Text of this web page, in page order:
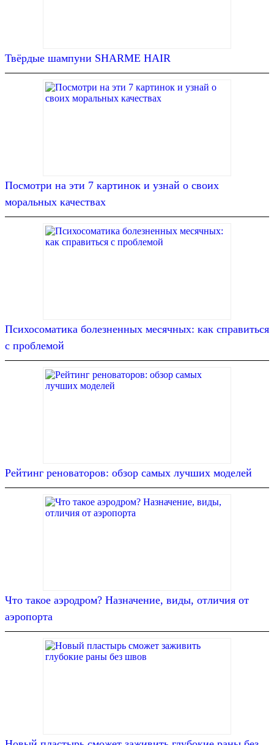
Твёрдые шампуни SHARME HAIR
Посмотри на эти 7 картинок и узнай о своих
моральных качествах
Психосоматика болезненных месячных: как справиться
с проблемой
Рейтинг реноваторов: обзор самых лучших моделей
Что такое аэродром? Назначение, виды, отличия от
аэропорта